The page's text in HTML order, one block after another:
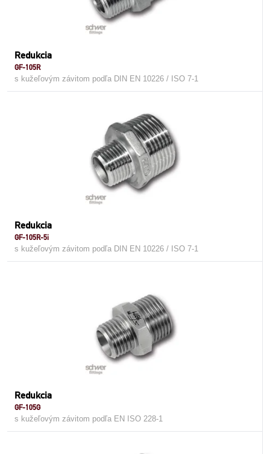
Redukcia
GF-105R
s kužeľovým závitom podľa DIN EN 10226 / ISO 7-1
Redukcia
GF-105R-5i
s kužeľovým závitom podľa DIN EN 10226 / ISO 7-1
Redukcia
GF-105G
s kužeľovým závitom podľa EN ISO 228-1